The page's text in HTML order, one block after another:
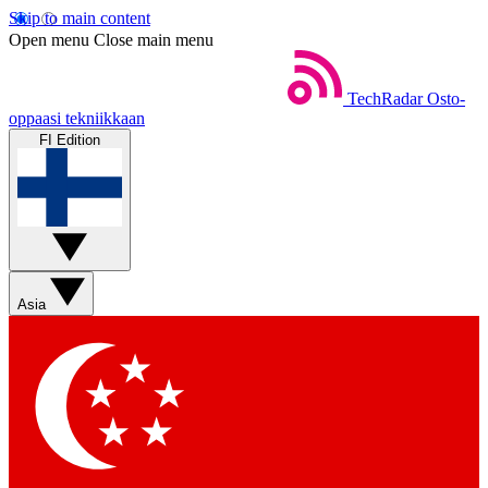
Skip to main content
Open menu Close main menu
TechRadar Osto-
oppaasi tekniikkaan
FI Edition
Asia